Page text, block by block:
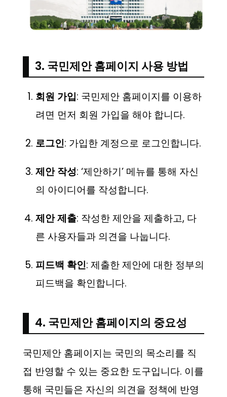
3. 국민제안 홈페이지 사용 방법
회원 가입: 국민제안 홈페이지를 이용하
려면 먼저 회원 가입을 해야 합니다.
로그인: 가입한 계정으로 로그인합니다.
제안 작성: ‘제안하기’ 메뉴를 통해 자신
의 아이디어를 작성합니다.
제안 제출: 작성한 제안을 제출하고, 다
른 사용자들과 의견을 나눕니다.
피드백 확인: 제출한 제안에 대한 정부의
피드백을 확인합니다.
4. 국민제안 홈페이지의 중요성
국민제안 홈페이지는 국민의 목소리를 직
접 반영할 수 있는 중요한 도구입니다. 이를
통해 국민들은 자신의 의견을 정책에 반영